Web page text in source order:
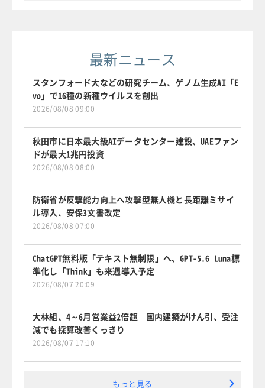
最新ニュース
スタンフォード大などの研究チーム、ゲノム生成AI「E
vo」で16種の新種ウイルスを創出
2026/08/08 09:00
秋田市に日本最大級AIデータセンター建設、UAEファン
ドが最大1兆円投資
2026/08/08 08:00
防衛省が反撃能力向上へ攻撃型無人機と長距離ミサイ
ル導入、安保3文書改定
2026/08/08 07:00
ChatGPT無料版「テキスト無制限」へ、GPT-5.6 Luna標
準化し「Think」も来週導入予定
2026/08/07 20:09
大林組、4～6月営業益2倍超 国内建築がけん引、受注
減でも採算改善くっきり
2026/08/07 17:10
もっと見る